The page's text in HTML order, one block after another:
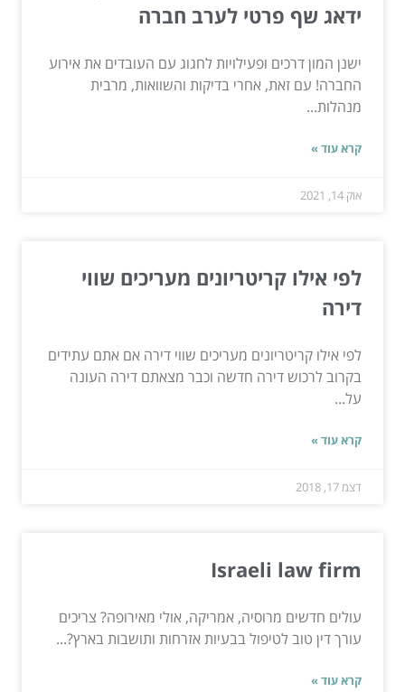
ידאג שף פרטי לערב חברה
ישנן המון דרכים ופעילויות לחגוג עם העובדים את אירוע
החברה! עם זאת, אחרי בדיקות והשוואות, מרבית
מנהלות...
קרא עוד »
אוק 14, 2021
לפי אילו קריטריונים מעריכים שווי
דירה
לפי אילו קריטריונים מעריכים שווי דירה אם אתם עתידים
בקרוב לרכוש דירה חדשה וכבר מצאתם דירה העונה
על...
קרא עוד »
דצמ 17, 2018
Israeli law firm
עולים חדשים מרוסיה, אמריקה, אולי מאירופה? צריכים
עורך דין טוב לטיפול בבעיות אזרחות ותושבות בארץ?...
קרא עוד »